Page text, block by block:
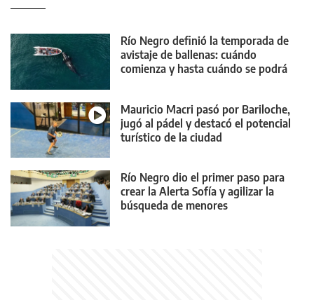
Río Negro definió la temporada de
avistaje de ballenas: cuándo
comienza y hasta cuándo se podrá
Mauricio Macri pasó por Bariloche,
jugó al pádel y destacó el potencial
turístico de la ciudad
Río Negro dio el primer paso para
crear la Alerta Sofía y agilizar la
búsqueda de menores